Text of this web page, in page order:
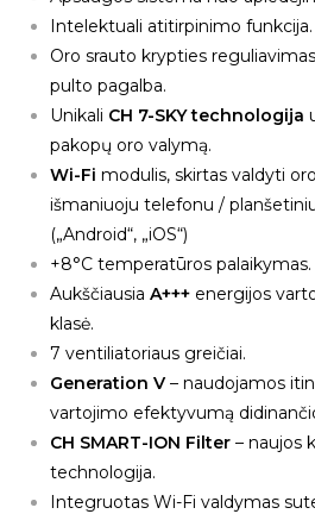
Intelektuali atitirpinimo funkcija.
Oro srauto krypties
pulto pagalba.
Unikali CH 7-SKY technologija
pakopų oro valymą.
Wi-Fi modulis, skirtas valdyti
išmaniuoju telefonu /
(„Android“, „iOS“)
+8°C temperatūros palaikymas.
AukščiausiaA+++ energijos
klasė.
7 ventiliatoriaus greičiai.
Generation V – naudojamos
vartojimo efektyvumą
CH SMART-ION Filter – naujos
technologija.
Integruotas Wi-Fi valdymas